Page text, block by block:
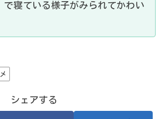
で寝ている様子がみられてかわい
シェアする